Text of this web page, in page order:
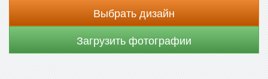
Выбрать дизайн
Загрузить фотографии